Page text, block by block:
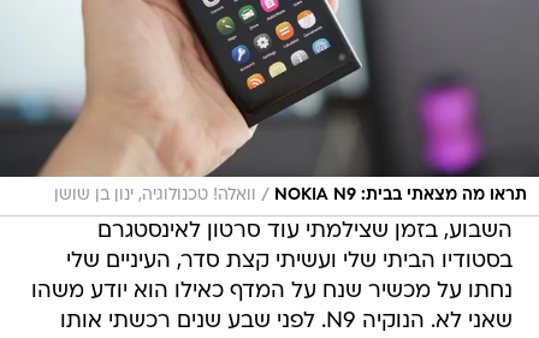
תראו מה מצאתי בבית: NOKIA N9 / וואלה! טכנולוגיה, ינון בן שושן
השבוע, בזמן שצילמתי עוד סרטון לאינסטגרם
בסטודיו הביתי שלי ועשיתי קצת סדר, העיניים שלי
נחתו על מכשיר שנח על המדף כאילו הוא יודע משהו
שאני לא. הנוקיה N9. לפני שבע שנים רכשתי אותו